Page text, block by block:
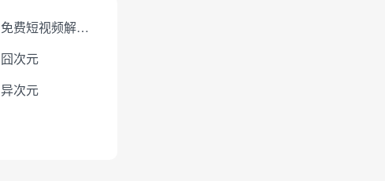
免费短视频解析下载
囧次元
异次元